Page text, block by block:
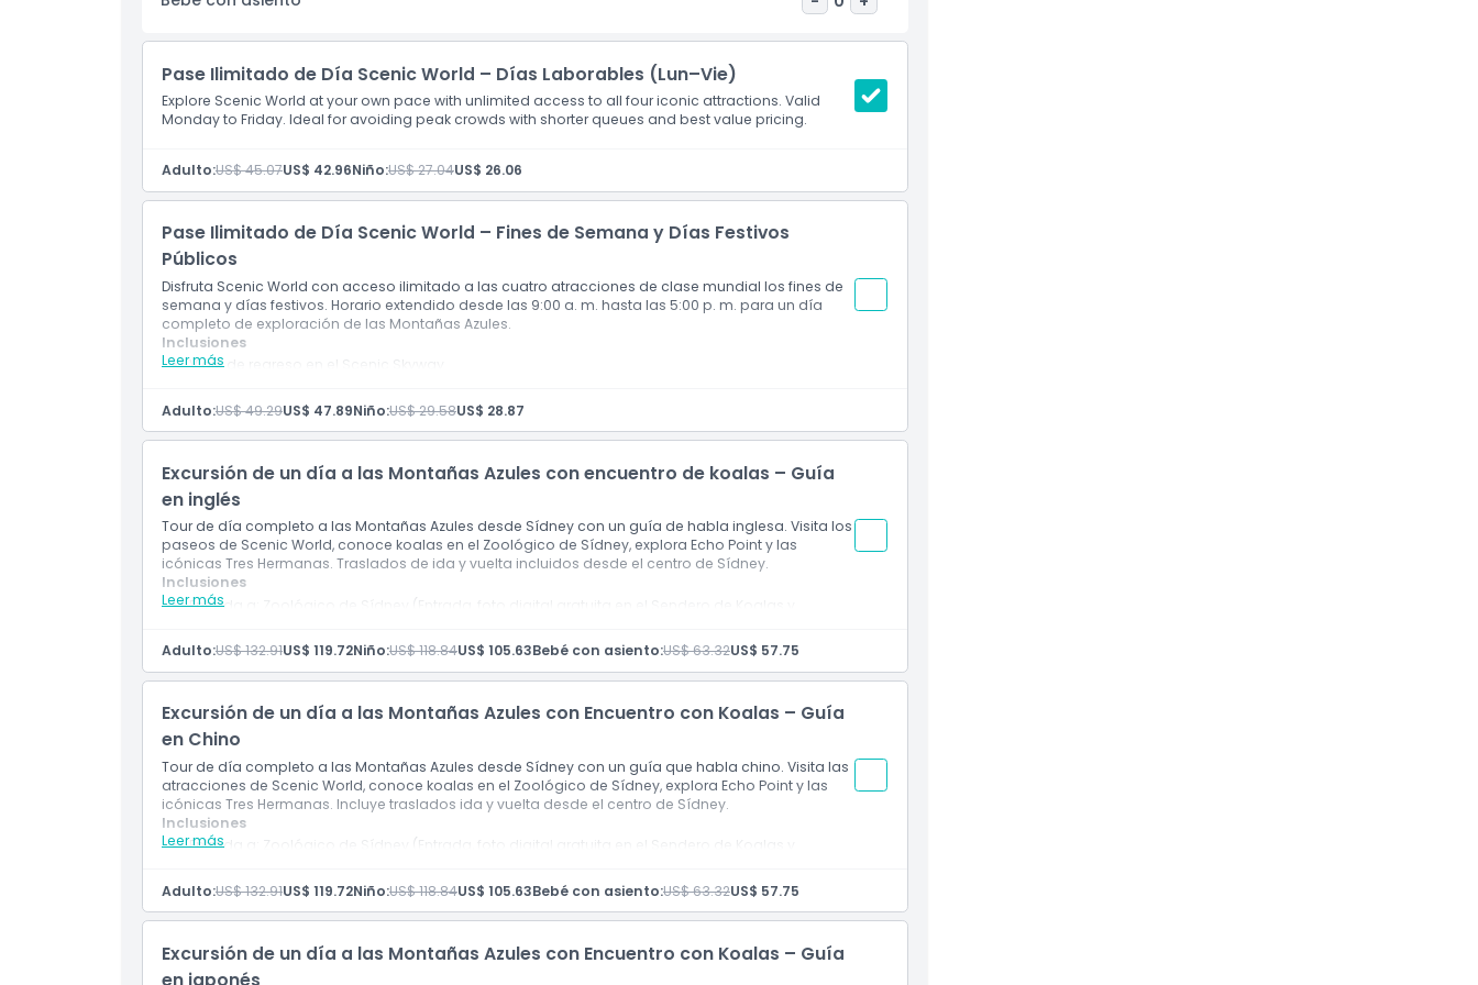
No Adecuado Para
Horario de Apertura
Cosas a Saber
Ubicación
Cómo Llegar
Cómo Canjear
Código de Vestimenta
Política de Cancelación
Pase Ilimitado de Día Scenic World – Días Laborables (Lun–Vie)
Explore Scenic World at your own pace with unlimited access to all four iconic attractions. Valid
Monday to Friday. Ideal for avoiding peak crowds with shorter queues and best value pricing.
Adulto:US$ 45.07US$ 42.96Niño:US$ 27.04US$ 26.06
Pase Ilimitado de Día Scenic World – Fines de Semana y Días Festivos
Públicos
Disfruta Scenic World con acceso ilimitado a las cuatro atracciones de clase mundial los fines de
semana y días festivos. Horario extendido desde las 9:00 a. m. hasta las 5:00 p. m. para un día
completo de exploración de las Montañas Azules.
Leer más
Inclusiones
Viaje de regreso en el Scenic Skyway
10 minutos en el Scenic Walkway
Viaje ascendente en el Scenic Cableway
Adulto:US$ 49.29US$ 47.89Niño:US$ 29.58US$ 28.87
Excursión de un día a las Montañas Azules con encuentro de koalas – Guía
en inglés
Tour de día completo a las Montañas Azules desde Sídney con un guía de habla inglesa. Visita los
paseos de Scenic World, conoce koalas en el Zoológico de Sídney, explora Echo Point y las
icónicas Tres Hermanas. Traslados de ida y vuelta incluidos desde el centro de Sídney.
Leer más
Inclusiones
Entrada a: Zoológico de Sídney (Entrada, foto digital gratuita en el Sendero de Koalas y
Entrada a: Blue Mountains Scenic World
Guía de habla inglesa
Traslados de ida y vuelta desde y hacia el lugar de encuentro
Entradas para los paseos de Scenic World que incluyen Scenic Railway, Skyway o Cableway
Entrada al Zoológico de Sídney, foto digital gratuita en el Sendero de Koalas y alimentación de
Visita a Echo Point y las Tres Hermanas
Visita al Pueblo de Leura
Agua embotellada de cortesía
Propinas para el conductor guía/guía turístico
Adulto:US$ 132.91US$ 119.72Niño:US$ 118.84US$ 105.63Bebé con asiento:US$ 63.32US$ 57.75
Excursión de un día a las Montañas Azules con Encuentro con Koalas – Guía
en Chino
Tour de día completo a las Montañas Azules desde Sídney con un guía que habla chino. Visita las
atracciones de Scenic World, conoce koalas en el Zoológico de Sídney, explora Echo Point y las
icónicas Tres Hermanas. Incluye traslados ida y vuelta desde el centro de Sídney.
Leer más
Inclusiones
Entrada a: Zoológico de Sídney (Entrada, foto digital gratuita en el Sendero de Koalas y
Entrada a: Blue Mountains Scenic World
Guía de habla inglesa
Traslados de ida y vuelta desde y hacia el lugar de encuentro
Entradas para los paseos de Scenic World que incluyen Scenic Railway, Skyway o Cableway
Entrada al Zoológico de Sídney, foto digital gratuita en el Sendero de Koalas y alimentación de
Adulto:US$ 132.91US$ 119.72Niño:US$ 118.84US$ 105.63Bebé con asiento:US$ 63.32US$ 57.75
Excursión de un día a las Montañas Azules con Encuentro con Koalas – Guía